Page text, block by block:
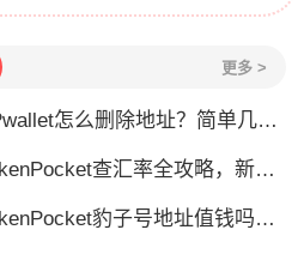
更多 >
怎么删除地址？简单几步教你移除多余钱包
查汇率全攻略，新手一看就会
豹子号地址值钱吗？新手看完这篇就懂了